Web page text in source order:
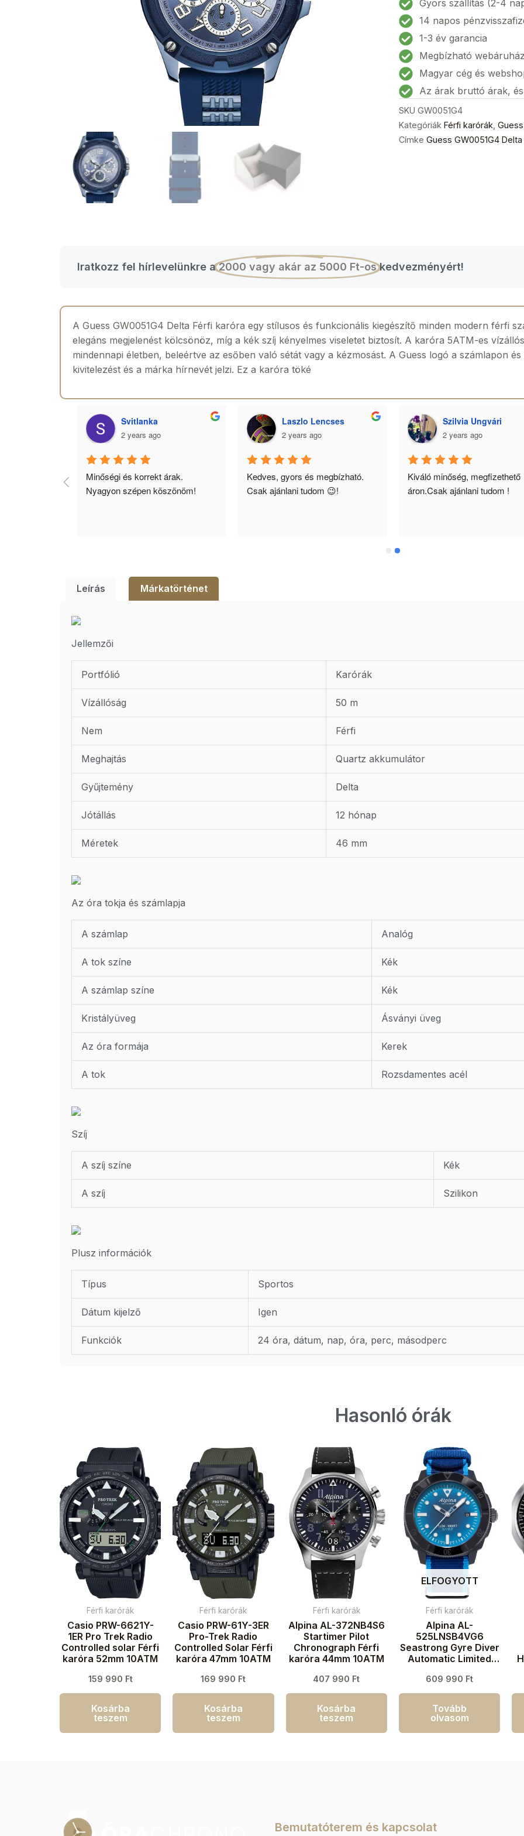
karóra
46mm
5ATM
mennyiség
Gyors szállítás (2-4
14 napos
1-3 év garancia
Megbízható webáruház
Magyar cég és
Az árak bruttó árak,
SKU GW0051G4
Kategóriák Férfi karórák Guess
Címke Guess GW0051G4
Iratkozz fel hírlevelünkre a2000 vagy akár az 5000 Ft-os kedvezményért!
A Guess GW0051G4 Delta Férfi karóra egy stílusos és funkcionális kiegészítő minden modern férfi
elegáns megjelenést kölcsönöz, míg a kék szíj kényelmes viseletet biztosít. A karóra 5ATM-es
mindennapi életben, beleértve az esőben való sétát vagy a kézmosást. A Guess logó a számlapon
kivitelezést és a márka hírnevét jelzi. Ez a karóra töké
Svitlanka
2 years ago
Minőségi és korrekt árak.
Nyagyon szépen köszönöm!
Laszlo Lencses
2 years ago
Kedves, gyors és megbízható.
Csak ajánlani tudom 😉!
Szilvia Ungvári
2 years ago
Kiváló minőség, megfizethető
áron.Csak ajánlani tudom !
Leírás Márkatörténet
Jellemzői
Portfólió Karórák
Vízállóság 50 m
Nem Férfi
Meghajtás Quartz akkumulátor
Gyűjtemény Delta
Jótállás 12 hónap
Méretek 46 mm
Az óra tokja és számlapja
A számlap Analóg
A tok színe Kék
A számlap színe Kék
Kristályüveg Ásványi üveg
Az óra formája Kerek
A tok Rozsdamentes acél
Szíj
A szíj színe Kék
A szíj Szilikon
Plusz információk
Típus Sportos
Dátum kijelző Igen
Funkciók 24 óra, dátum, nap, óra, perc, másodperc
Hasonló órák
Férfi karórák
Casio PRW-6621Y-
1ER Pro Trek Radio
Controlled solar Férfi
karóra 52mm 10ATM
159 990 Ft
Kosárba
teszem
Férfi karórák
Casio PRW-61Y-3ER
Pro-Trek Radio
Controlled Solar Férfi
karóra 47mm 10ATM
169 990 Ft
Kosárba
teszem
Férfi karórák
Alpina AL-372NB4S6
Startimer Pilot
Chronograph Férfi
karóra 44mm 10ATM
407 990 Ft
Kosárba
teszem
ELFOGYOTT
Férfi karórák
Alpina AL-
525LNSB4VG6
Seastrong Gyre Diver
Automatic Limited
44mm 30ATM
609 990 Ft
Tovább
olvasom
Bemutatóterem és kapcsolat